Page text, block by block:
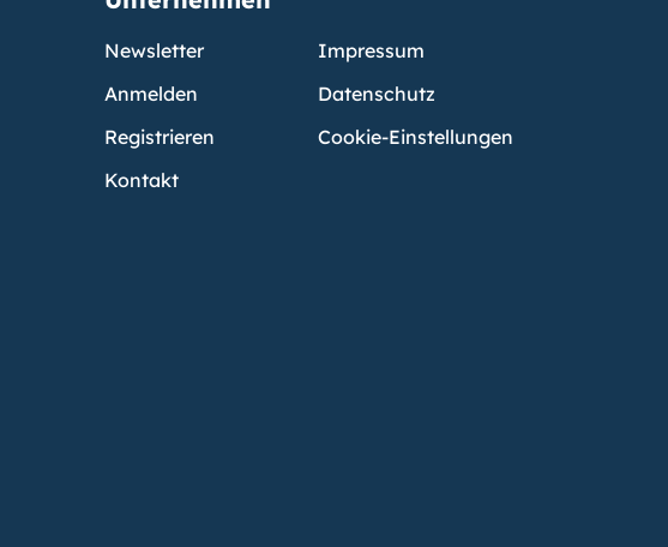
Newsletter
Anmelden
Registrieren
Kontakt
Impressum
Datenschutz
Cookie-Einstellungen